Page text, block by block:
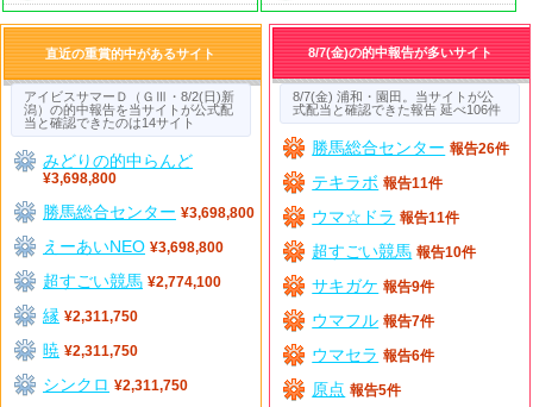
直近の重賞的中があるサイト
アイビスサマーＤ（ＧⅢ・8/2(日)新
潟）の的中報告を当サイトが公式配
当と確認できたのは14サイト
みどりの的中らんど
¥3,698,800
勝馬総合センター ¥3,698,800
えーあいNEO ¥3,698,800
超すごい競馬 ¥2,774,100
縁 ¥2,311,750
暁 ¥2,311,750
シンクロ ¥2,311,750
8/7(金)の的中報告が多いサイト
8/7(金) 浦和・園田。当サイトが公
式配当と確認できた報告 延べ106件
勝馬総合センター 報告26件
テキラボ 報告11件
ウマ☆ドラ 報告11件
超すごい競馬 報告10件
サキガケ 報告9件
ウマフル 報告7件
ウマセラ 報告6件
原点 報告5件